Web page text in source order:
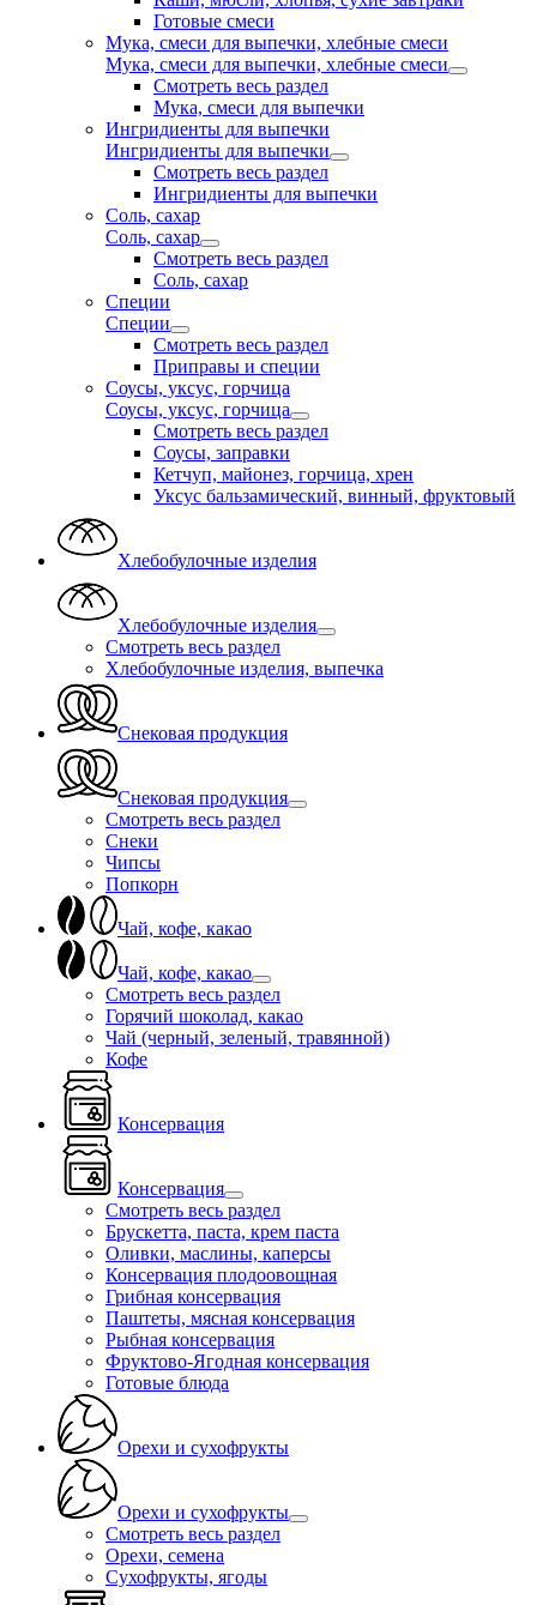
Готовые смеси
Мука, смеси для выпечки, хлебные смеси
Мука, смеси для выпечки, хлебные смеси
Смотреть весь раздел
Мука, смеси для выпечки
Ингридиенты для выпечки
Ингридиенты для выпечки
Смотреть весь раздел
Ингридиенты для выпечки
Соль, сахар
Соль, сахар
Смотреть весь раздел
Соль, сахар
Специи
Специи
Смотреть весь раздел
Приправы и специи
Соусы, уксус, горчица
Соусы, уксус, горчица
Смотреть весь раздел
Соусы, заправки
Кетчуп, майонез, горчица, хрен
Уксус бальзамический, винный, фруктовый
Хлебобулочные изделия
Хлебобулочные изделия
Смотреть весь раздел
Хлебобулочные изделия, выпечка
Снековая продукция
Снековая продукция
Смотреть весь раздел
Снеки
Чипсы
Попкорн
Чай, кофе, какао
Чай, кофе, какао
Смотреть весь раздел
Горячий шоколад, какао
Чай (черный, зеленый, травянной)
Кофе
Консервация
Консервация
Смотреть весь раздел
Брускетта, паста, крем паста
Оливки, маслины, каперсы
Консервация плодоовощная
Грибная консервация
Паштеты, мясная консервация
Рыбная консервация
Фруктово-Ягодная консервация
Готовые блюда
Орехи и сухофрукты
Орехи и сухофрукты
Смотреть весь раздел
Орехи, семена
Сухофрукты, ягоды